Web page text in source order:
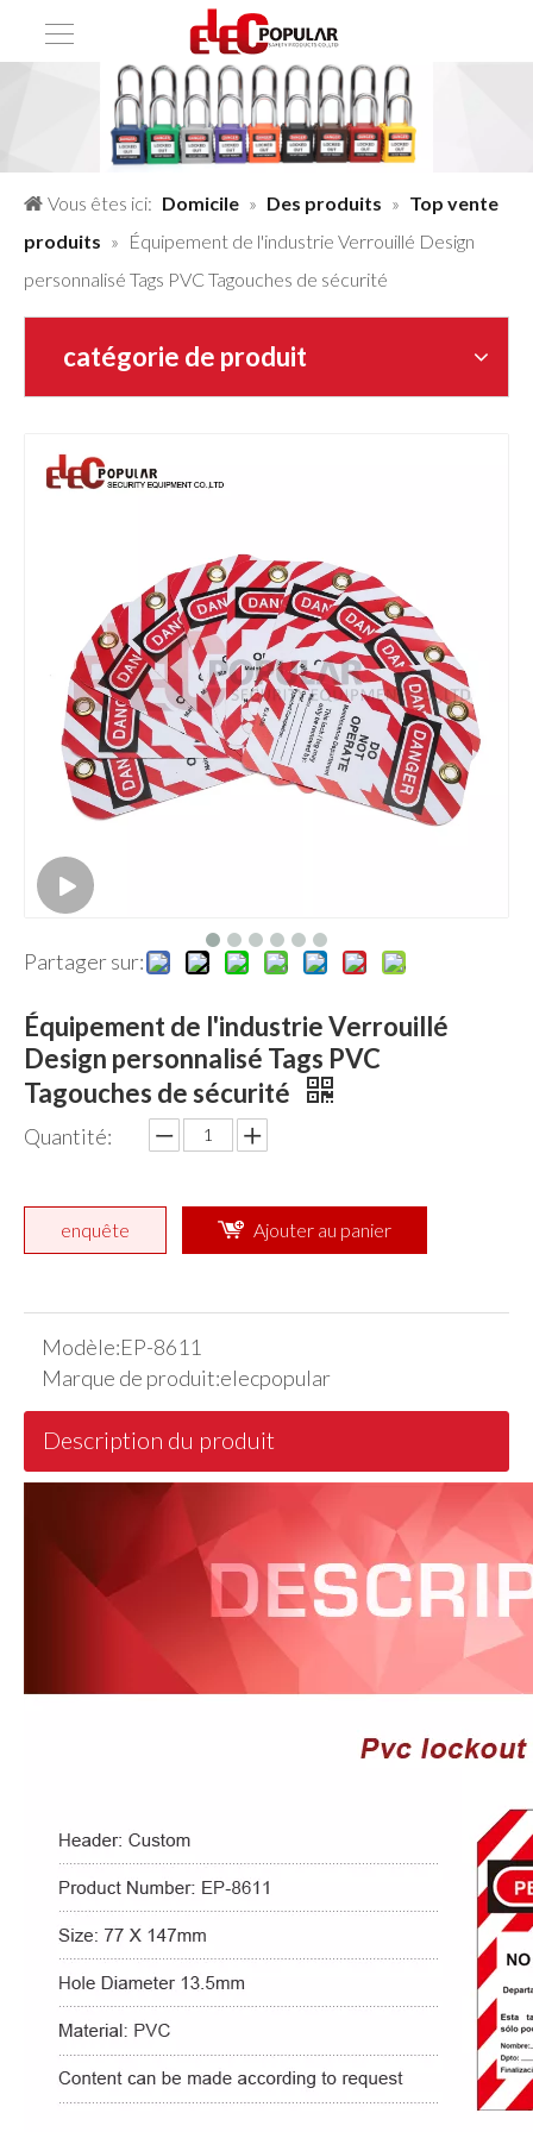
Vous êtes ici: Domicile » Des produits » Top vente
produits » Équipement de l'industrie Verrouillé Design
personnalisé Tags PVC Tagouches de sécurité
catégorie de produit
Partager sur:
Équipement de l'industrie Verrouillé
Design personnalisé Tags PVC
Tagouches de sécurité
Quantité:
enquête Ajouter au panier
Modèle:EP-8611
Marque de produit:elecpopular
Description du produit